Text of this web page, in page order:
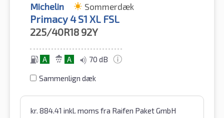
Michelin Sommerdæk
Primacy 4 S1 XL FSL
225/40R18 92Y
A A 70 dB
Sammenlign dæk
kr. 884.41 inkl. moms fra Raifen Paket GmbH